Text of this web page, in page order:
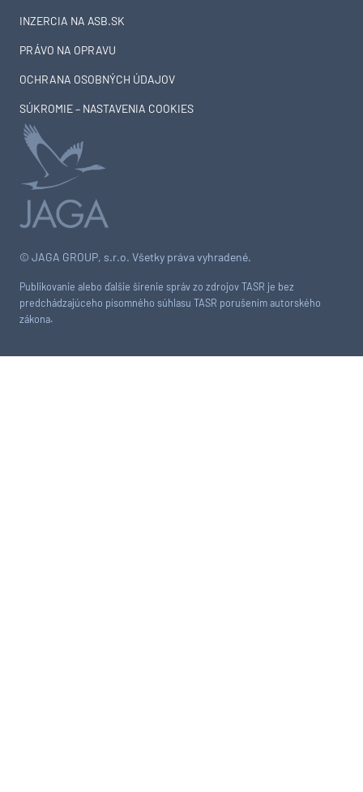
© JAGA GROUP, s.r.o. Všetky práva vyhradené.
Publikovanie alebo ďalšie šírenie správ zo zdrojov TASR je bez
predchádzajúceho písomného súhlasu TASR porušením autorského
zákona.
INZERCIA NA ASB.SK
PRÁVO NA OPRAVU
OCHRANA OSOBNÝCH ÚDAJOV
SÚKROMIE – NASTAVENIA COOKIES